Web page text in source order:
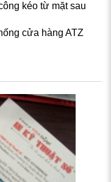
kéo từ mặt sau
cửa hàng ATZ